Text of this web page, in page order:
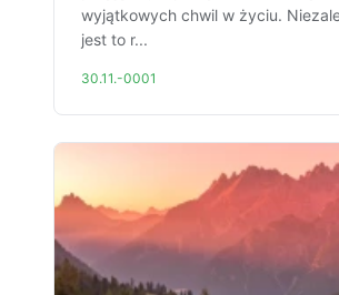
wyjątkowych chwil w życiu.
jest to r...
30.11.-0001